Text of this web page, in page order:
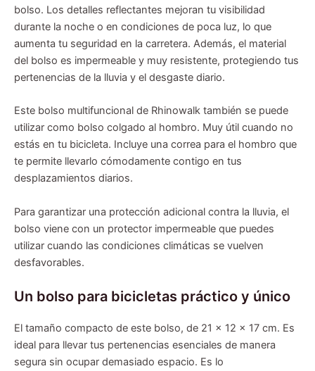
bolso. Los detalles reflectantes mejoran tu visibilidad
durante la noche o en condiciones de poca luz, lo que
aumenta tu seguridad en la carretera. Además, el material
del bolso es impermeable y muy resistente, protegiendo tus
pertenencias de la lluvia y el desgaste diario.
Este bolso multifuncional de Rhinowalk también se puede
utilizar como bolso colgado al hombro. Muy útil cuando no
estás en tu bicicleta. Incluye una correa para el hombro que
te permite llevarlo cómodamente contigo en tus
desplazamientos diarios.
Para garantizar una protección adicional contra la lluvia, el
bolso viene con un protector impermeable que puedes
utilizar cuando las condiciones climáticas se vuelven
desfavorables.
Un bolso para bicicletas práctico y único
El tamaño compacto de este bolso, de 21 x 12 x 17 cm. Es
ideal para llevar tus pertenencias esenciales de manera
segura sin ocupar demasiado espacio. Es lo